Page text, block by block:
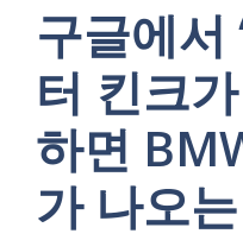
구글에서
터 킨크
하면
가 나오